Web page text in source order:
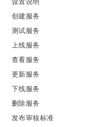
创建服务
测试服务
上线服务
查看服务
更新服务
下线服务
删除服务
发布审核标准
数据库
大数据计算
媒体服务
企业服务与云通信
域名与网站
终端用户计算
上云与迁云
企业出海
政企业务